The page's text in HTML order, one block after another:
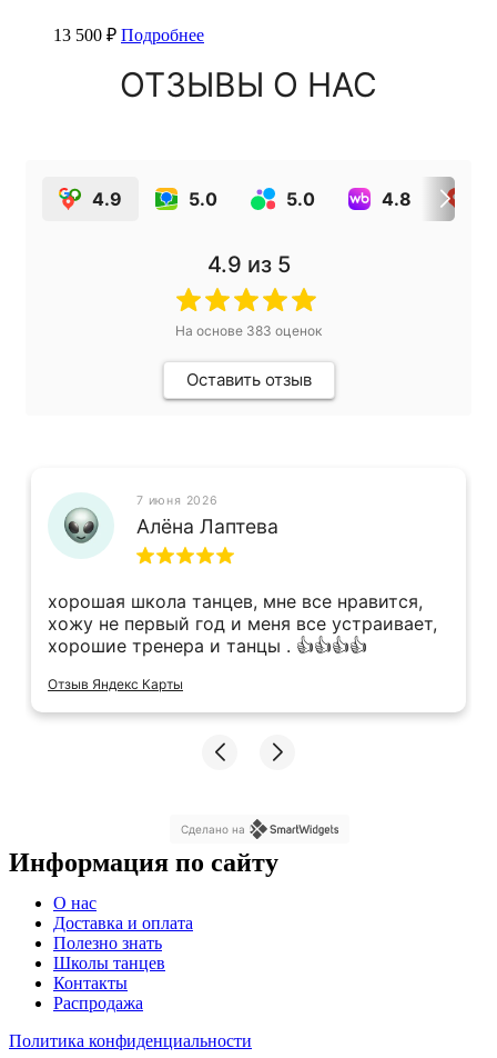
13 500 ₽ Подробнее
ОТЗЫВЫ О НАС
4.9 5.0 5.0 4.8
4.9 из 5
На основе 383 оценок
Оставить отзыв
7 июня 2026
Алёна Лаптева
хорошая школа танцев, мне все нравится,
хожу не первый год и меня все устраивает,
хорошие тренера и танцы . 👍👍👍👍
Отзыв Яндекс Карты
Сделано на
Информация по сайту
МенюО нас
Доставка и оплата
Полезно знать
Школы танцев
Контакты
Распродажа
Политика конфиденциальности